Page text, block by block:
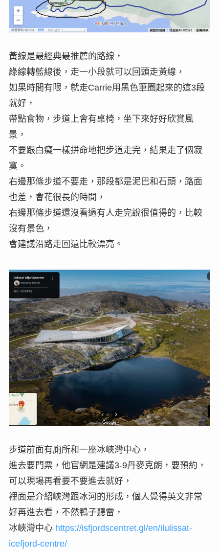
黃線是最經典最推薦的路線，
綠線轉藍線後，走一小段就可以回頭走黃線，
如果時間有限，就走Carrie用黑色筆圈起來的這3段
就好，
帶點食物，步道上會有桌椅，坐下來好好欣賞風
景，
不要跟白癡一樣拼命地把步道走完，結果走了個寂
寞。
右邊那條步道不要走，那段都是泥巴和石頭，路面
也差，會花很長的時間，
右邊那條步道還沒看過有人走完說很值得的，比較
沒有景色，
會建議沿路走回還比較漂亮。
步道前面有廁所和一座冰峽灣中心，
進去要門票，他官網是建議3-9丹麥克朗，要預約，
可以現場再看要不要進去就好，
裡面是介紹峽灣跟冰河的形成，個人覺得英文非常
好再進去看，不然鴨子聽雷，
冰峽灣中心 https://isfjordscentret.gl/en/ilulissat-
icefjord-centre/